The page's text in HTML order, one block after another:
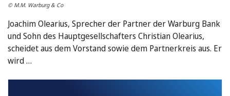
© M.M. Warburg & Co
Joachim Olearius, Sprecher der Partner der Warburg Bank
und Sohn des Hauptgesellschafters Christian Olearius,
scheidet aus dem Vorstand sowie dem Partnerkreis aus. Er
wird …